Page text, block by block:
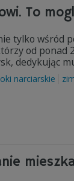
To
tylko wśród
od ponad
dedykując
narciarskie